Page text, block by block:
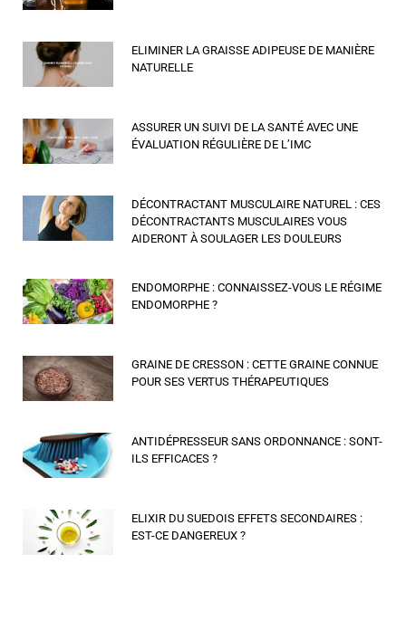
ELIMINER LA GRAISSE ADIPEUSE DE MANIÈRE
NATURELLE
ASSURER UN SUIVI DE LA SANTÉ AVEC UNE
ÉVALUATION RÉGULIÈRE DE L’IMC
DÉCONTRACTANT MUSCULAIRE NATUREL : CES
DÉCONTRACTANTS MUSCULAIRES VOUS
AIDERONT À SOULAGER LES DOULEURS
ENDOMORPHE : CONNAISSEZ-VOUS LE RÉGIME
ENDOMORPHE ?
GRAINE DE CRESSON : CETTE GRAINE CONNUE
POUR SES VERTUS THÉRAPEUTIQUES
ANTIDÉPRESSEUR SANS ORDONNANCE : SONT-
ILS EFFICACES ?
ELIXIR DU SUEDOIS EFFETS SECONDAIRES :
EST-CE DANGEREUX ?